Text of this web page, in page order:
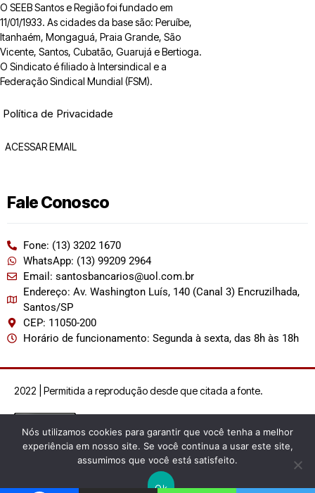
O SEEB Santos e Região foi fundado em
11/01/1933. As cidades da base são: Peruíbe,
Itanhaém, Mongaguá, Praia Grande, São
Vicente, Santos, Cubatão, Guarujá e Bertioga.
O Sindicato é filiado à Intersindical e a
Federação Sindical Mundial (FSM).
Política de Privacidade
ACESSAR EMAIL
Fale Conosco
Fone: (13) 3202 1670
WhatsApp: (13) 99209 2964
Email: santosbancarios@uol.com.br
Endereço: Av. Washington Luís, 140 (Canal 3) Encruzilhada,
Santos/SP
CEP: 11050-200
Horário de funcionamento: Segunda à sexta, das 8h às 18h
2022 | Permitida a reprodução desde que citada a fonte.
Nós utilizamos cookies para garantir que você tenha a melhor
experiência em nosso site. Se você continua a usar este site,
assumimos que você está satisfeito.
Ok